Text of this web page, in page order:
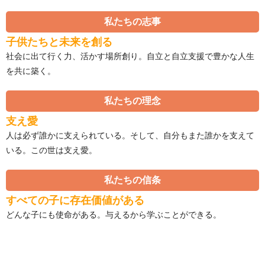
私たちの志事
子供たちと未来を創る
社会に出て行く力、活かす場所創り。自立と自立支援で豊かな人生
を共に築く。
私たちの理念
支え愛
人は必ず誰かに支えられている。そして、自分もまた誰かを支えて
いる。この世は支え愛。
私たちの信条
すべての子に存在価値がある
どんな子にも使命がある。与えるから学ぶことができる。